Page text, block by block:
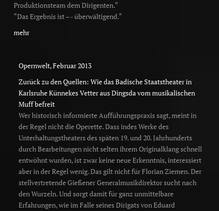
Produktionsteam dem Dirigenten.“
“Das Ergebnis ist – - überwältigend.“
mehr
Opernwelt, Februar 2013
Zurück zu den Quellen: Wie das Badische Staatstheater in
Karlsruhe Künnekes Vetter aus Dingsda vom musikalischen
Muff befreit
Wer historisch informierte Aufführungspraxis sagt, meint in
der Regel nicht die Operette. Dass indes Werke des
Unterhaltungstheaters des späten 19. und 20. Jahrhunderts
durch Bearbeitungen nicht selten ihrem Originalklang schnell
entwöhnt wurden, ist zwar keine neue Erkenntnis, interessiert
aber in der Regel wenig. Das gilt nicht für Florian Ziemen. Der
stellvertretende Gießener Generalmusikdirektor sucht nach
den Wurzeln. Und sorgt damit für ganz unmittelbare
Erfahrungen, wie im Falle seines Dirigats von Eduard